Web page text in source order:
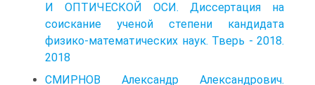
И ОПТИЧЕСКОЙ ОСИ. Диссертация на
соискание ученой степени кандидата
физико-математических наук. Тверь - 2018.
2018
СМИРНОВ Александр Александрович.